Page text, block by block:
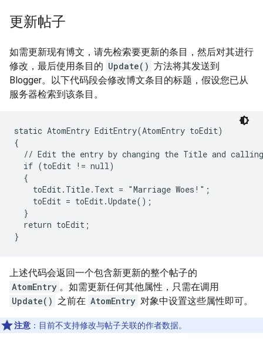
更新帖子
如需更新现有博文，请先检索要更新的条目，然后对其进行
修改，最后使用条目的 Update() 方法将其发送到
Blogger。以下代码段会修改博文条目的标题，假设您已从
服务器检索到该条目。
static AtomEntry EditEntry(AtomEntry toEdit)
{
// Edit the entry by changing the Title and
  if (toEdit != null)
  {
    toEdit.Title.Text = "Marriage Woes!";
    toEdit = toEdit.Update();
  }
  return toEdit;
上述代码会返回一个包含新更新的整个帖子的
AtomEntry 。如需更新任何其他属性，只需在调用
Update() 之前在 AtomEntry 对象中设置这些属性即可。
注意 ：目前不支持修改与帖子关联的作者数据。